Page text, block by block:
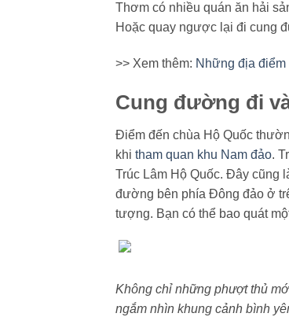
Thơm có nhiều quán ăn hải
Hoặc quay ngược lại đi cung
>> Xem thêm: Những địa
Cung đường đi
Điểm đến chùa Hộ Quốc
khi tham quan khu Nam đảo.
Trúc Lâm Hộ Quốc. Đây cũng
đường bên phía Đông đảo ở
tượng. Bạn có thể bao quát
Không chỉ những phượt thủ
ngắm nhìn khung cảnh bình